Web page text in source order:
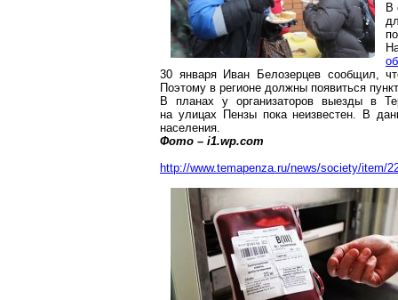
В
30 января Иван Белозерцев сообщил,
Поэтому в регионе должны появиться
В планах у организаторов выезды в
на улицахПензы пока неизвестен. В
населения.
Фото – i1.wp.com
http://www.temapenza.ru/news/society/item/